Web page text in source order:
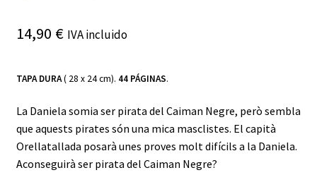
14,90 € IVA incluido
TAPA DURA( 28 x 24 cm). 44 PÁGINAS.
La Daniela somia ser pirata del Caiman Negre, però sembla
que aquests pirates són una mica masclistes. El capità
Orellatallada posarà unes proves molt difícils a la Daniela.
Aconseguirà ser pirata del Caiman Negre?